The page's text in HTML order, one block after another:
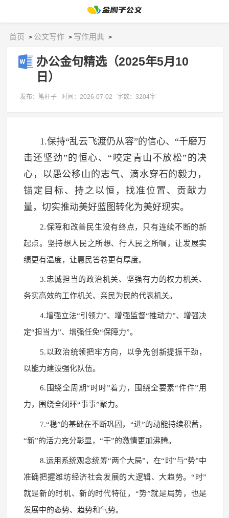
首页 > 公文写作 > 写作用典 >
办公金句精选（2025年5月10
日）
发布：笔杆子 时间：2026-07-02 字数：3204字
1.保持“乱云飞渡仍从容”的信心、“千磨万
击还坚劲”的恒心、“咬定青山不放松”的决
心，以愚公移山的志气、滴水穿石的毅力，
锚定目标、持之以恒，找准位置、贡献力
量，切实推动美好蓝图转化为美好现实。
2.保障和改善民生没有终点，只有连续不断的新
起点。坚持想人民之所想、行人民之所嘱，让发展实
绩更有温度，让惠民答卷更有厚度。
3.忠诚担当的政治机关、坚强有力的权力机关、
务实高效的工作机关、亲民为民的代表机关。
4.增强立法“引领力”、增强监督“推动力”、增强决
定“担当力”、增强任免“保障力”。
5.以政治统领把牢方向，以争先创新提振干劲，
以能力建设强化队伍。
6.围绕全周期“时时”着力，围绕全要素“件件”用
力，围绕全闭环“事事”聚力。
7.“稳”的基础在不断巩固，“进”的动能持续积蓄，
“新”的活力充分彰显，“干”的激情更加沸腾。
8.运用系统观念统筹“两个大局”，在“时”与“势”中
准确把握潍坊经济社会发展的大逻辑、大趋势。“时”
就是新的时机、新的时代特征，“势”就是局势，也是
发展中的态势、趋势和气势。